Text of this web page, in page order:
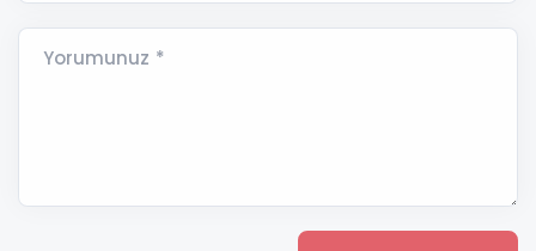
Yorumunuz *